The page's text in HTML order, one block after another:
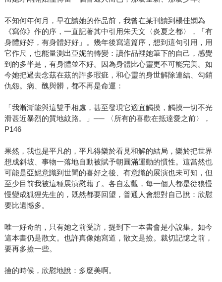
不知何年何月，早在讀她的作品前，我曾在某刊讀到楊佳嫻為
《寫你》作的序，一直記著其中引用朱天文〈炎夏之都〉，「有
身體好好，有身體好好」。幾年後寫這篇序，想到這句引用，用
它作尺，也能量測出亞妮的轉變：讀作品裡她筆下的自己，感覺
到的多半是，有身體並不好。因為身體比心靈更不可能完美。如
今她把過去念茲在茲的許多瑕疵，和心靈的身世解除連結、勾銷
仇怨。病、醜與髒，都不再是命運：
「我漸漸能與這雙手相處，甚至發現它適宜觸摸，觸摸一切不光
滑甚近暴烈的質地紋路。」── 〈所有的喜歡在抵達愛之前〉，
P146
果然，我也是平凡的，平凡得樂於看見和解的結局，樂於把世界
想成斜坡、事物一落地自動被賦予朝圓滿運動的慣性。這當然也
可能是亞妮意識到世間的喜好之後、有意識的展演也未可知，但
至少目前我被這種展演慰藉了。各自宏觀，每一個人都是從狼慢
慢變成狐狸先生的，既然都要回望，普通人會想對自己說：欣慰
要比遺憾多。
唯一好奇的，只有她之前受訪，提到下一本書會是小說集。如今
這本書仍是散文。也許真像她寫道，散文是撿。裁切記憶之前，
要再多撿一些。
撿的時候，欣慰地說：多麼美啊。